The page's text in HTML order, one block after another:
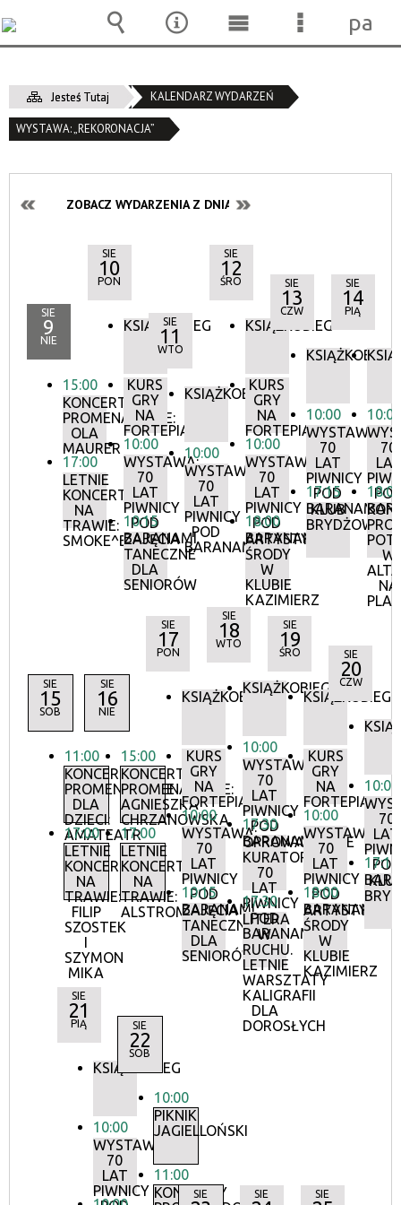
Jesteś Tutaj KALENDARZ WYDARZEŃ
WYSTAWA: „REKORONACJA”
ZOBACZ WYDARZENIA Z DNIA:
SIE
9
NIE
15:00
KONCERTY
PROMENADOWE:
OLA
MAURER
17:00
LETNIE
KONCERTY
NA
TRAWIE:
SMOKE^BLUES
SIE
10
PON
KSIĄŻKOBIEG
KURS
GRY
NA
FORTEPIANIE
10:00
WYSTAWA:
70
LAT
PIWNICY
POD
BARANAMI
10:15
ZAJĘCIA
TANECZNE
DLA
SENIORÓW
SIE
11
WTO
KSIĄŻKOBIEG
10:00
WYSTAWA:
70
LAT
PIWNICY
POD
BARANAMI
SIE
12
ŚRO
KSIĄŻKOBIEG
KURS
GRY
NA
FORTEPIANIE
10:00
WYSTAWA:
70
LAT
PIWNICY
POD
BARANAMI
18:00
ARTYSTYCZNE
ŚRODY
W
KLUBIE
KAZIMIERZ
SIE
13
CZW
KSIĄŻKOBIEG
10:00
WYSTAWA:
70
LAT
PIWNICY
POD
BARANAMI
17:15
KLUB
BRYDŻOWY
SIE
14
PIĄ
10:00
70
LAT
18:00
W
NA
SIE
15
SOB
11:00
KONCERTY
PROMENADOWE
DLA
DZIECI:
AMATEATR
17:00
LETNIE
KONCERTY
NA
TRAWIE:
FILIP
SZOSTEK
I
SZYMON
MIKA
SIE
16
NIE
15:00
KONCERTY
PROMENADOWE:
AGNIESZKA
CHRZANOWSKA
17:00
LETNIE
KONCERTY
NA
TRAWIE:
ALSTROMERIE
SIE
17
PON
KSIĄŻKOBIEG
KURS
GRY
NA
FORTEPIANIE
10:00
WYSTAWA:
70
LAT
PIWNICY
POD
BARANAMI
10:15
ZAJĘCIA
TANECZNE
DLA
SENIORÓW
SIE
18
WTO
KSIĄŻKOBIEG
10:00
WYSTAWA:
70
LAT
PIWNICY
POD
BARANAMI
17:30
OPROWADZANIE
KURATORSKIE:
70
LAT
PIWNICY
POD
BARANAMI
17:30
LITERA
W
RUCHU.
LETNIE
WARSZTATY
KALIGRAFII
DLA
DOROSŁYCH
SIE
19
ŚRO
KSIĄŻKOBIEG
KURS
GRY
NA
FORTEPIANIE
10:00
WYSTAWA:
70
LAT
PIWNICY
POD
BARANAMI
18:00
ŚRODY
W
KLUBIE
KAZIMIERZ
SIE
20
CZW
10:00
70
LAT
POD
17:15
SIE
21
PIĄ
KSIĄŻKOBIEG
10:00
WYSTAWA:
70
LAT
PIWNICY
SIE
22
SOB
10:00
PIKNIK
JAGIELLOŃSKI
11:00
KONCERTY
SIE SIE SIE
Wyszukiwarka
Narzędzia
MenuMenu